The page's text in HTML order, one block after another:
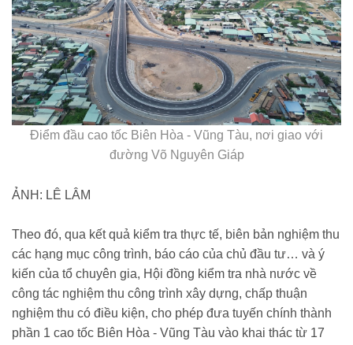
Điểm đầu cao tốc Biên Hòa - Vũng Tàu, nơi giao với
đường Võ Nguyên Giáp
ẢNH: LÊ LÂM
Theo đó, qua kết quả kiểm tra thực tế, biên bản nghiệm thu
các hạng mục công trình, báo cáo của chủ đầu tư… và ý
kiến của tổ chuyên gia, Hội đồng kiểm tra nhà nước về
công tác nghiệm thu công trình xây dựng, chấp thuận
nghiệm thu có điều kiện, cho phép đưa tuyến chính thành
phần 1 cao tốc Biên Hòa - Vũng Tàu vào khai thác từ 17